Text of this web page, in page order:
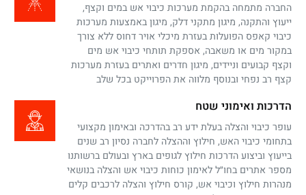
החברה מתמחה בהקמת מערכות כיבוי אש במים וקצף,
ייעוץ והתקנה, מיגון מתקני דלק, מיגון באמצעות מערכות
כיבוי קאפס הפועלות בעזרת מיכלי אויר דחוס ללא צורך
במקור מים או משאבה, אספקת תותחי כיבוי אש מים
וקצף קבועים וניידים, מיגון חדרים ואתרים בעזרת מערכות
קצף רב נפחי ובנוסף מלווה את הפרוייקט בכל שלב
הדרכות ואימוני שטח
עופר כיבוי והצלה בעלת ידע רב בהדרכה ובאימון מקצועי
בתחומי כיבוי האש, חילוץ וההצלה לחברה נסיון רב שנים
בייעוץ וביצוע הדרכות חילוץ לגופים בארץ ובעולם ברשותנו
מספר אתרים בחו״ל לאימון כוחות כיבוי אש והצלה בנושאי
מנהרות חילוץ וכיבוי אש, קורס חילוץ והצלה לרכבים קלים